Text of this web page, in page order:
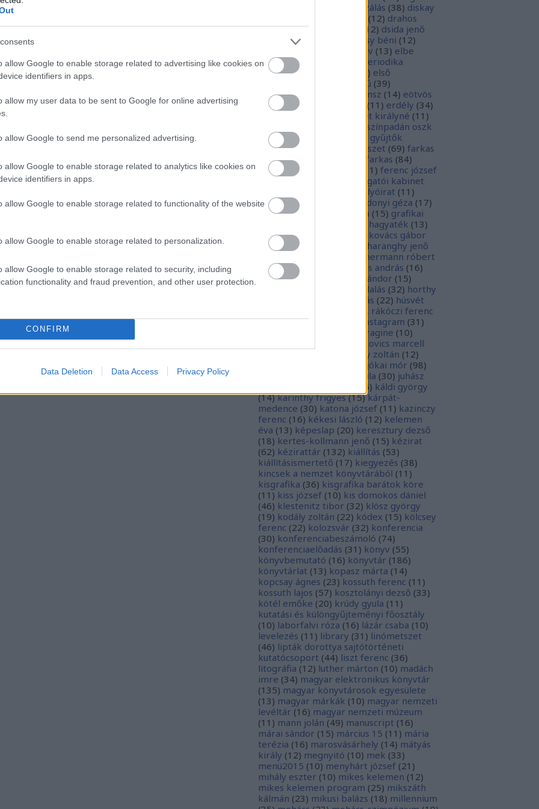
allow Google to enable storage related to advertising like cookies on
identifiers in apps.
allow my user data to be sent to Google for online advertising
allow Google to send me personalized advertising.
allow Google to enable storage related to analytics like cookies on
identifiers in apps.
allow Google to enable storage related to functionality of the website
allow Google to enable storage related to personalization.
allow Google to enable storage related to security, including
functionality and fraud prevention, and other user protection.
CONFIRM
Data Deletion Data Access Privacy Policy
digitalizálás (38) diskay
(12) drahos
istván (20) drótos lászló 12) dsida jenő
dualizmus egressy béni (12)
ekönyv (13) elbe
istván
70
elektronikus periodika
archívum
) első
emlékmű (39)
emlékműrombolás
ensz (14) eötvös
józsef
16 (11 ) erdély (34)
erzsébet királyné (11 )
európa színpadán oszk
29) ex libris
ex libris gyűjtők
gyűjtemények
fametszet (69) farkas
ferenc (12 farkas gábor farkas (84)
fedák sári
11 ) ferenc józsef
főigazgatói kabinet
folyóirat (11 )
galambos ferenc
gárdonyi géza (17)
gondos gábor
grafika (15) grafikai
hagyaték (13)
halász gábor
hamvai-kovács gábor
64 hanvay hajnalka
haranghy jenő
hermann róbert
10) herman ottó hess andrás (16)
hésziodosz
hevesi sándor (15)
honfoglalás (32) horthy
hunyadi mátyás (22) húsvét
ii. rákóczi ferenc
(21) illyés boglárka instagram (31 )
jacobus de voragine (10)
jankovics marcell
jékely zoltán (12)
jókai mór (98)
józsef attila (30) juhász
16) káldi györgy
(14) karinthy frigyes (15) kárpát-
medence (30) katona józsef (11 ) kazinczy
ferenc (16) kékesi lászló (12) kelemen
éva (13) képeslap (20) keresztury dezső
(18) kertes-kollmann jenő (15) kézirat
(62) kézirattár (132) kiállítás (53)
kiállításismertető (17) kiegyezés (38)
kincsek a nemzet könyvtárából (11 )
kisgrafika (36) kisgrafika barátok köre
(11 ) kiss józsef (10) kis domokos dániel
(46) klestenitz tibor (32) klösz györgy
(19) kodály zoltán (22) kódex (15) kölcsey
ferenc (22) kolozsvár (32) konferencia
(30) konferenciabeszámoló (74)
konferenciaelőadás (31 ) könyv (55)
könyvbemutató (16) könyvtár (186)
könyvtárlat (13) kopasz márta (14)
kopcsay ágnes (23) kossuth ferenc (11 )
kossuth lajos (57) kosztolányi dezső (33)
kötél emőke (20) krúdy gyula (11 )
kutatási és különgyűjteményi főosztály
(10) laborfalvi róza (16) lázár csaba (10)
levelezés (11 ) library (31 ) linómetszet
(46) lipták dorottya sajtótörténeti
kutatócsoport (44) liszt ferenc (36)
litográfia (12) luther márton (10) madách
imre (34) magyar elektronikus könyvtár
(135) magyar könyvtárosok egyesülete
(13) magyar márkák (10) magyar nemzeti
levéltár (16) magyar nemzeti múzeum
(11 ) mann jolán (49) manuscript (16)
márai sándor (15) március 15 (11 ) mária
terézia (16) marosvásárhely (14) mátyás
király (12) megnyitó (10) mek (33)
menü2015 (10) menyhárt józsef (21 )
mihály eszter (10) mikes kelemen (12)
mikes kelemen program (25) mikszáth
kálmán (23) mikusi balázs (18) millennium